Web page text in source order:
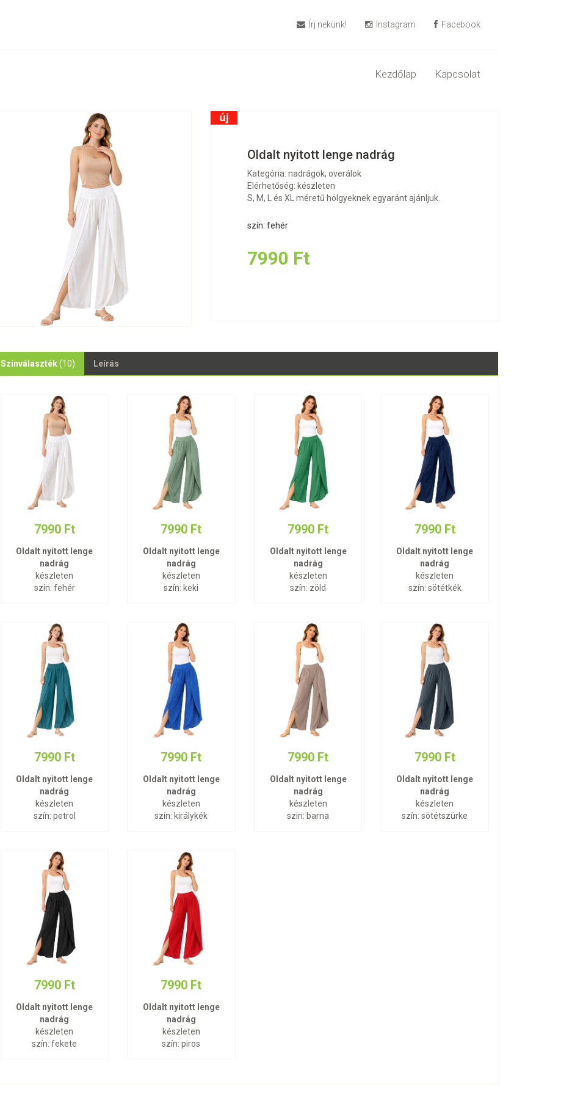
Írj nekünk! Instagram Facebook
Kezdőlap Kapcsolat
Oldalt nyitott lenge nadrág
Kategória: nadrágok, overálok
Elérhetőség: készleten
S, M, L és XL méretű hölgyeknek egyaránt ajánljuk.
szín: fehér
7990 Ft
Színválaszték(10) Leírás
7990 Ft
Oldalt nyitott lenge
nadrág
készleten
szín: fehér
7990 Ft
Oldalt nyitott lenge
nadrág
készleten
szín: keki
7990 Ft
Oldalt nyitott lenge
nadrág
készleten
szín: zöld
7990 Ft
Oldalt nyitott lenge
nadrág
készleten
szín: sötétkék
7990 Ft
Oldalt nyitott lenge
nadrág
készleten
szín: petrol
7990 Ft
Oldalt nyitott lenge
nadrág
készleten
szín: királykék
7990 Ft
Oldalt nyitott lenge
nadrág
készleten
szin: barna
7990 Ft
Oldalt nyitott lenge
nadrág
készleten
szín: sötétszürke
7990 Ft
Oldalt nyitott lenge
nadrág
készleten
szín: fekete
7990 Ft
Oldalt nyitott lenge
nadrág
készleten
szín: piros